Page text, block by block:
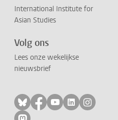
International Institute for
Asian Studies
Volg ons
Lees onze wekelijkse
nieuwsbrief
Volg ons op bluesky
Volg ons op
Volg ons op
Volg ons
Volg